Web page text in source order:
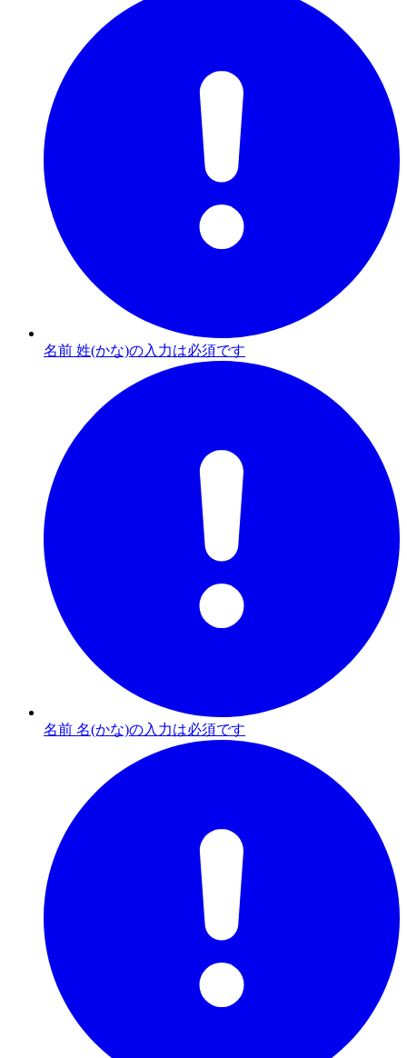
名前 姓(かな)の入力は必須です
名前 名(かな)の入力は必須です